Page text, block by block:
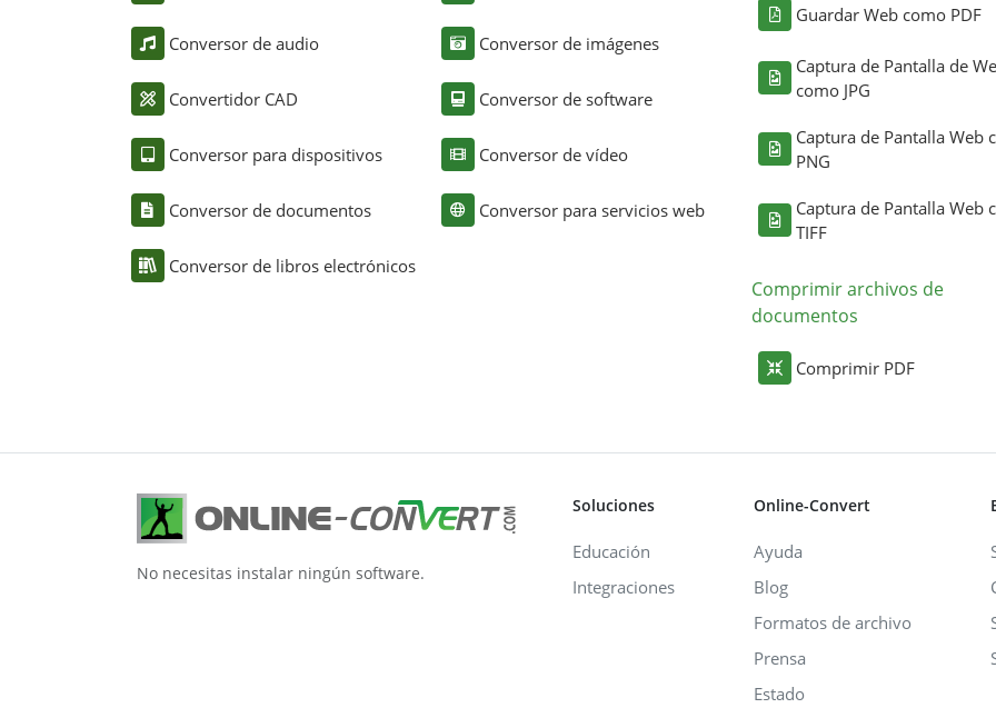
Conversor de audio
Convertidor CAD
Conversor para dispositivos
Conversor de documentos
Conversor de libros electrónicos
Conversor de imágenes
Conversor de software
Conversor de vídeo
Conversor para servicios web
Guardar Web como PDF
Captura de Pantalla de
como JPG
Captura de Pantalla Web
PNG
Captura de Pantalla Web
TIFF
Comprimir archivos de
documentos
Comprimir PDF
No necesitas instalar ningún software.
Soluciones
Educación
Integraciones
Online-Convert
Ayuda
Blog
Formatos de archivo
Prensa
Estado